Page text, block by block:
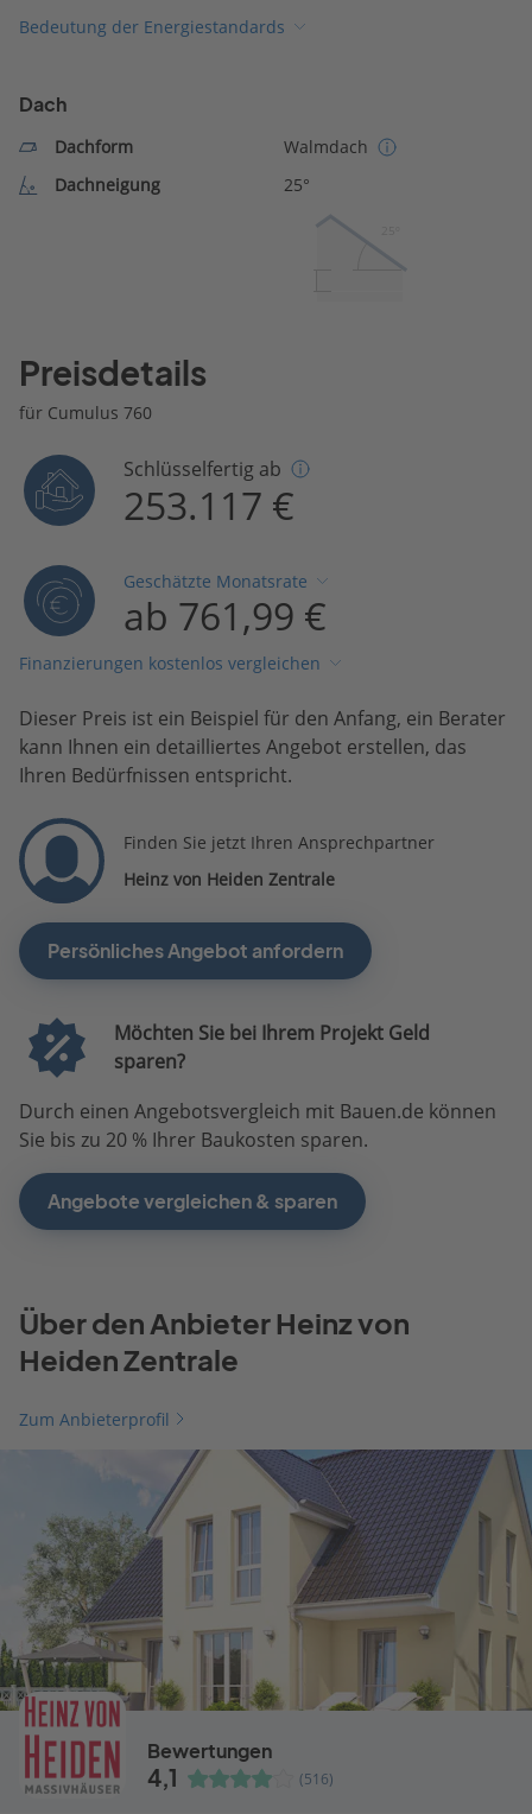
Bedeutung der Energiestandards
Dach
Dachform
Walmdach
Dachneigung
25°
Preisdetails
für Cumulus 760
Schlüsselfertig ab
253.117 €
Geschätzte Monatsrate
ab 761,99 €
Finanzierungen kostenlos vergleichen
Dieser Preis ist ein Beispiel für den Anfang, ein Berater
kann Ihnen ein detailliertes Angebot erstellen, das
Ihren Bedürfnissen entspricht.
Finden Sie jetzt Ihren Ansprechpartner
Heinz von Heiden Zentrale
Persönliches Angebot anfordern
Möchten Sie bei Ihrem Projekt Geld
sparen?
Durch einen Angebotsvergleich mit Bauen.de können
Sie bis zu 20 % Ihrer Baukosten sparen.
Angebote vergleichen & sparen
Über den Anbieter Heinz von
Heiden Zentrale
Zum Anbieterprofil
Bewertungen
4,1 (516)